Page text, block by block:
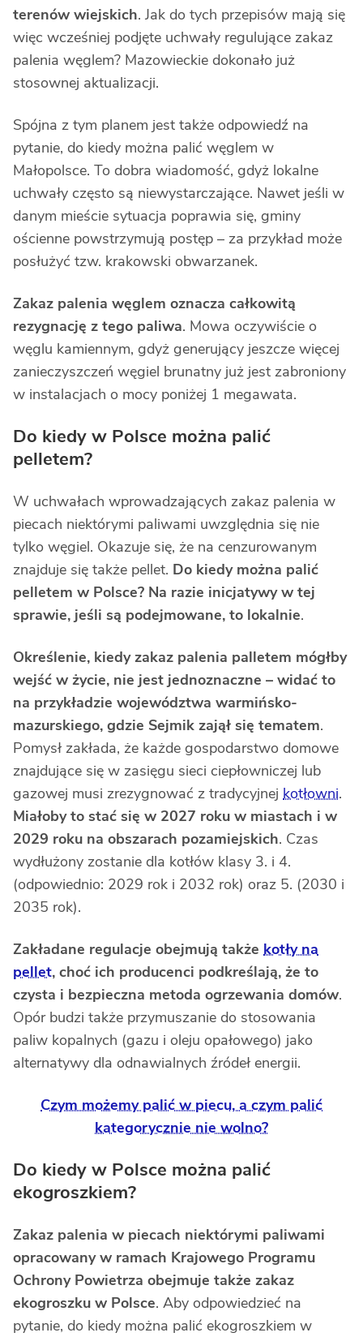
terenów wiejskich. Jak do tych przepisów mają się
więc wcześniej podjęte uchwały regulujące zakaz
palenia węglem? Mazowieckie dokonało już
stosownej aktualizacji.
Spójna z tym planem jest także odpowiedź na
pytanie, do kiedy można palić węglem w
Małopolsce. To dobra wiadomość, gdyż lokalne
uchwały często są niewystarczające. Nawet jeśli w
danym mieście sytuacja poprawia się, gminy
ościenne powstrzymują postęp – za przykład może
posłużyć tzw. krakowski obwarzanek.
Zakaz palenia węglem oznacza całkowitą
rezygnację z tego paliwa. Mowa oczywiście o
węglu kamiennym, gdyż generujący jeszcze więcej
zanieczyszczeń węgiel brunatny już jest zabroniony
w instalacjach o mocy poniżej 1 megawata.
Do kiedy w Polsce można palić
pelletem?
W uchwałach wprowadzających zakaz palenia w
piecach niektórymi paliwami uwzględnia się nie
tylko węgiel. Okazuje się, że na cenzurowanym
znajduje się także pellet. Do kiedy można palić
pelletem w Polsce? Na razie inicjatywy w tej
sprawie, jeśli są podejmowane, to lokalnie.
Określenie, kiedy zakaz palenia palletem mógłby
wejść w życie, nie jest jednoznaczne – widać to
na przykładzie województwa warmińsko-
mazurskiego, gdzie Sejmik zajął się tematem.
Pomysł zakłada, że każde gospodarstwo domowe
znajdujące się w zasięgu sieci ciepłowniczej lub
gazowej musi zrezygnować z tradycyjnej kotłowni.
Miałoby to stać się w 2027 roku w miastach i w
2029 roku na obszarach pozamiejskich. Czas
wydłużony zostanie dla kotłów klasy 3. i 4.
(odpowiednio: 2029 rok i 2032 rok) oraz 5. (2030 i
2035 rok).
Zakładane regulacje obejmują także kotły na
pellet, choć ich producenci podkreślają, że to
czysta i bezpieczna metoda ogrzewania domów.
Opór budzi także przymuszanie do stosowania
paliw kopalnych (gazu i oleju opałowego) jako
alternatywy dla odnawialnych źródeł energii.
Czym możemy palić w piecu, a czym palić
kategorycznie nie wolno?
Do kiedy w Polsce można palić
ekogroszkiem?
Zakaz palenia w piecach niektórymi paliwami
opracowany w ramach Krajowego Programu
Ochrony Powietrza obejmuje także zakaz
ekogroszku w Polsce. Aby odpowiedzieć na
pytanie, do kiedy można palić ekogroszkiem w